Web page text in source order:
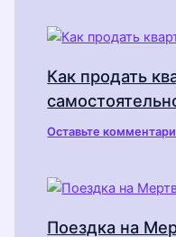
Как продать
Оставьте
Поездка на